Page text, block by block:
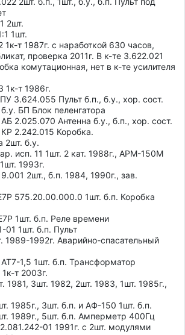
2шт.
1шт.
1к-т 1987г. с наработкой 630 часов,
проверка 2011г. В к-те 3.622.021
комутационная, нет в к-те усилителя
1к-т 1986г.
3.624.055 Пульт б.п., б.у., хор. сост.
БП Блок пеленгатора
2.025.070 Антенна б.у., б.п., хор. сост.
2.242.015 Коробка.
2шт. б.у.
исп. 11 1шт. 2 кат. 1988г., АРМ-150М
1993г.
2шт., б.п. 1984, 1990г., зав.
575.20.00.000.0 1шт. б.п. Коробка
1шт. б.п. Реле времени
1шт. б.п. Пульт
1989-1992г. Аварийно-спасательный
1,5 1шт. б.п. Трансформатор
т 2003г.
1981, 3шт. 1982, 2шт. 1983, 1шт. 1985г.,
1985г., 3шт. б.п. и АФ-150 1шт. б.п.
1989г., 5шт. б.п. Амперметр 400Гц
01 1991г. с 2шт. модулями